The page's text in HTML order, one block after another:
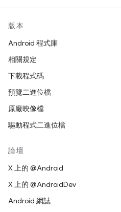
版本
Android 程式庫
相關規定
下載程式碼
預覽二進位檔
原廠映像檔
驅動程式二進位檔
論壇
X 上的 @Android
X 上的 @AndroidDev
Android 網誌